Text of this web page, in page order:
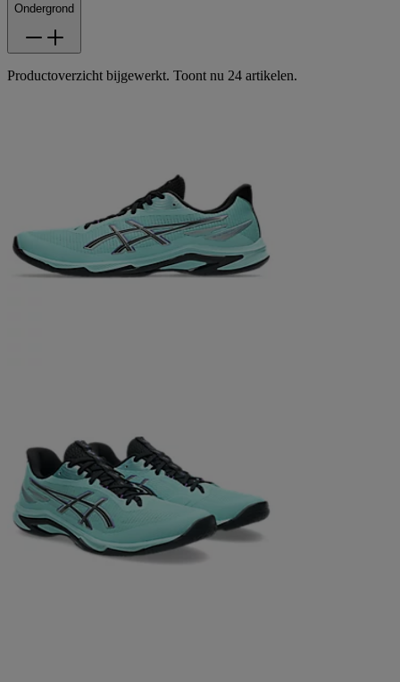
Ondergrond
Productoverzicht bijgewerkt. Toont nu 24 artikelen.